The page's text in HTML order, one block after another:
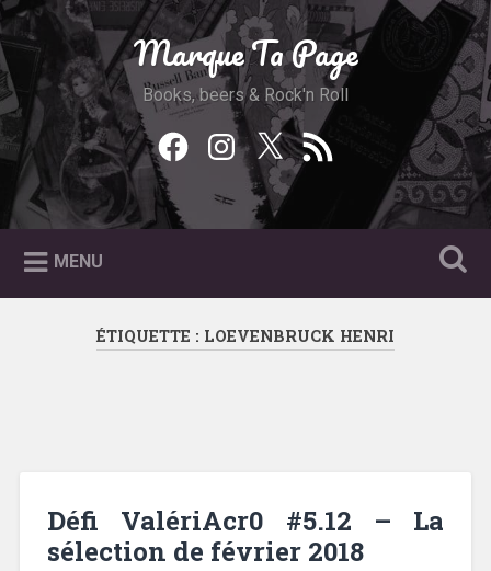
Accéder
au
contenu
principal
Recherche Marque Ta Page
Books, beers & Rock'n Roll
Facebook
Instagram
Twitter
Feed
RSS
MENU
ÉTIQUETTE : LOEVENBRUCK HENRI
Défi ValériAcr0 #5.12 – La
sélection de février 2018